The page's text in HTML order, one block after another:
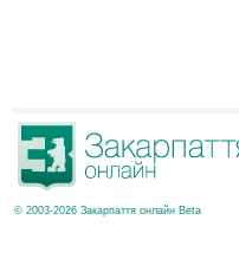
© 2003-2026 Закарпаття онлайн Beta